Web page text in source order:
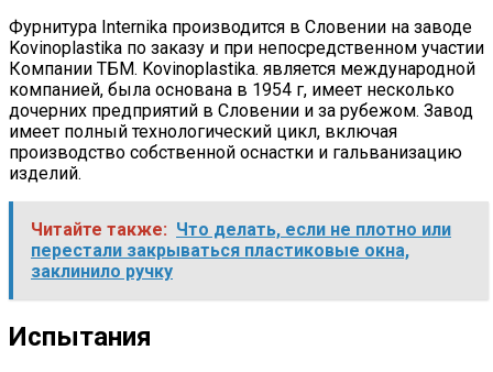
Фурнитура Internika производится в Словении на заводе
Kovinoplastika по заказу и при непосредственном участии
Компании ТБМ. Kovinoplastika. является международной
компанией, была основана в 1954 г, имеет несколько
дочерних предприятий в Словении и за рубежом. Завод
имеет полный технологический цикл, включая
производство собственной оснастки и гальванизацию
изделий.
Читайте также: Что делать, если не плотно или
перестали закрываться пластиковые окна,
заклинило ручку
Испытания